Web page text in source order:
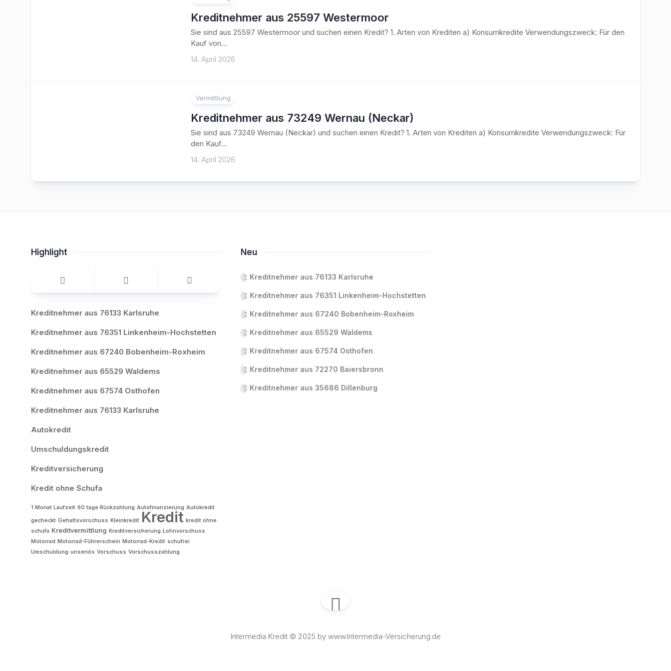
Kreditnehmer aus 25597 Westermoor
Sie sind aus 25597 Westermoor und suchen einen Kredit? 1. Arten von Krediten a) Konsumkredite Verwendungszweck: Für den
Kauf von...
14. April 2026
Vermittlung
Kreditnehmer aus 73249 Wernau (Neckar)
Sie sind aus 73249 Wernau (Neckar) und suchen einen Kredit? 1. Arten von Krediten a) Konsumkredite Verwendungszweck: Für
den Kauf...
14. April 2026
Highlight
Kreditnehmer aus 76133 Karlsruhe
Kreditnehmer aus 76351 Linkenheim-Hochstetten
Kreditnehmer aus 67240 Bobenheim-Roxheim
Kreditnehmer aus 65529 Waldems
Kreditnehmer aus 67574 Osthofen
Kreditnehmer aus 76133 Karlsruhe
Autokredit
Umschuldungskredit
Kreditversicherung
Kredit ohne Schufa
1 Monat Laufzeit 60 tage Rückzahlung Autofinanzierung Autokredit
gecheckt Gehaltsvorschuss Kleinkredit Kredit kredit ohne
schufa Kreditvermittlung Kreditversicherung Lohnvorschuss
Motorrad Motorrad-Führerschein Motorrad-Kredit schufrei
Umschuldung unseriös Vorschuss Vorschusszahlung
Neu
Kreditnehmer aus 76133 Karlsruhe
Kreditnehmer aus 76351 Linkenheim-Hochstetten
Kreditnehmer aus 67240 Bobenheim-Roxheim
Kreditnehmer aus 65529 Waldems
Kreditnehmer aus 67574 Osthofen
Kreditnehmer aus 72270 Baiersbronn
Kreditnehmer aus 35686 Dillenburg
Intermedia Kredit © 2025 by www.Intermedia-Versicherung.de